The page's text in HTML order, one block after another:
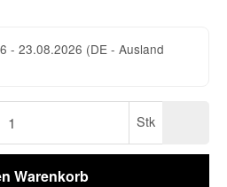
- 23.08.2026 (DE - Ausland
Stk
Warenkorb